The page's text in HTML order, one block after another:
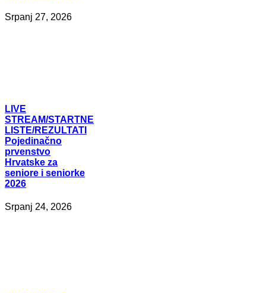
Srpanj 27, 2026
LIVE
STREAM/STARTNE
LISTE/REZULTATI
Pojedinačno
prvenstvo
Hrvatske za
seniore i seniorke
2026
Srpanj 24, 2026